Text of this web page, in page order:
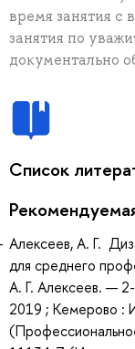
время занятия
занятия по
документально
Список
Алексеев, А. Г.
для среднего
А. Г. Алексеев. —
2019 ; Кемерово :